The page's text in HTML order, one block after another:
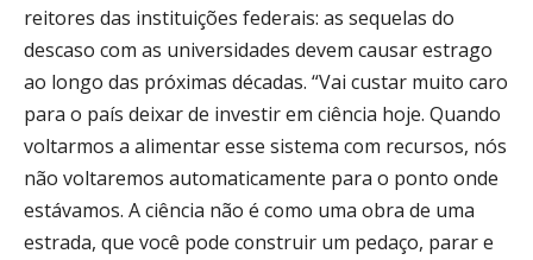
reitores das instituições federais: as sequelas do
descaso com as universidades devem causar estrago
ao longo das próximas décadas. “Vai custar muito caro
para o país deixar de investir em ciência hoje. Quando
voltarmos a alimentar esse sistema com recursos, nós
não voltaremos automaticamente para o ponto onde
estávamos. A ciência não é como uma obra de uma
estrada, que você pode construir um pedaço, parar e